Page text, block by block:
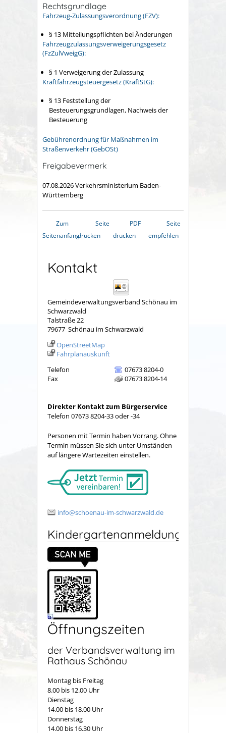
Rechtsgrundlage
Fahrzeug-Zulassungsverordnung (FZV):
§ 13 Mitteilungspflichten bei Änderungen
Fahrzeugzulassungsverweigerungsgesetz
(FzZulVweigG):
§ 1 Verweigerung der Zulassung
Kraftfahrzeugsteuergesetz (KraftStG):
§ 13 Feststellung der
Besteuerungsgrundlagen, Nachweis der
Besteuerung
Gebührenordnung für Maßnahmen im
Straßenverkehr (GebOSt)
Freigabevermerk
07.08.2026 Verkehrsministerium Baden-
Württemberg
Zum
Seitenanfang
Seite
drucken
PDF
drucken
Seite
empfehlen
Kontakt
Gemeindeverwaltungsverband Schönau im
Schwarzwald
Talstraße 22
79677 Schönau im Schwarzwald
OpenStreetMap
Fahrplanauskunft
Telefon
07673 8204-0
Fax
07673 8204-14
Direkter Kontakt zum Bürgerservice
Telefon 07673 8204-33 oder -34
Personen mit Termin haben Vorrang. Ohne
Termin müssen Sie sich unter Umständen
auf längere Wartezeiten einstellen.
info@schoenau-im-schwarzwald.de
Kindergartenanmeldung
Öffnungszeiten
der Verbandsverwaltung im
Rathaus Schönau
Montag bis Freitag
8.00 bis 12.00 Uhr
Dienstag
14.00 bis 18.00 Uhr
Donnerstag
14.00 bis 16.30 Uhr